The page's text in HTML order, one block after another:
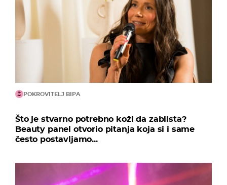
POKROVITELJ BIPA
Što je stvarno potrebno koži da zablista?
Beauty panel otvorio pitanja koja si i same
često postavljamo...